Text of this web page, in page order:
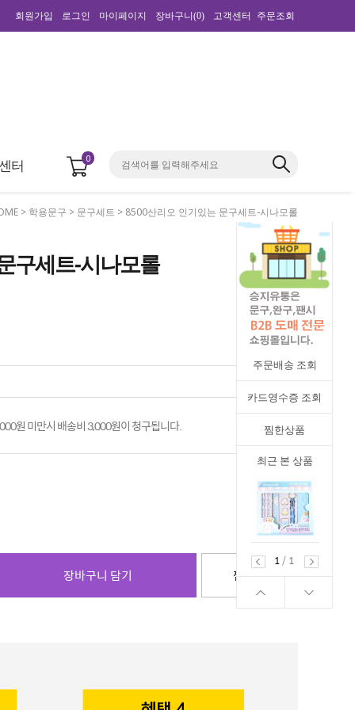
회원가입 로그인 마이페이지 장바구니(0) 고객센터 주문조회
터 0
주문배송 조회
카드영수증 조회
찜한상품
최근 본 상품
1
/ 1
> 학용문구 > 문구세트 > 8500산리오 인기있는 문구세트-시나모롤
구세트-시나모롤
원 미만시 배송비 3,000원이 청구됩니다.
장바구니 담기 찜하기